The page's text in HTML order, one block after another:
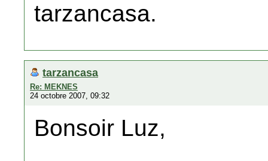
tarzancasa.
tarzancasa
Re: MEKNES
24 octobre 2007, 09:32
Bonsoir Luz,